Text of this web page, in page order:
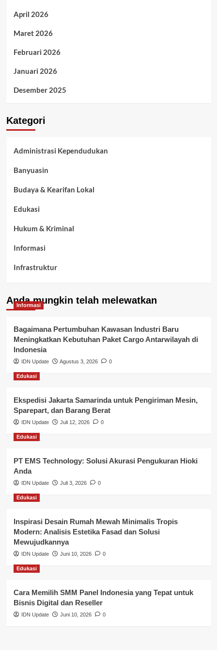
April 2026
Maret 2026
Februari 2026
Januari 2026
Desember 2025
Kategori
Administrasi Kependudukan
Banyuasin
Budaya & Kearifan Lokal
Edukasi
Hukum & Kriminal
Informasi
Infrastruktur
Kepegawaian & ASN Banyuasin
Kesehatan
Keuangan
Lalu Lintas
Layanan Publik Kabupaten Banyuasin
Nasional
Pemerintahan
Pendidikan
Perbankan & Keuangan
Perpajakan & Keuangan
Profil Wilayah Banyuasin
Sosial & Budaya
Sosial & Kesejahteraan
Anda mungkin telah melewatkan
Informasi
Bagaimana Pertumbuhan Kawasan Industri Baru
Meningkatkan Kebutuhan Paket Cargo Antarwilayah di
Indonesia
IDN Update Agustus 3, 2026 0
Edukasi
Ekspedisi Jakarta Samarinda untuk Pengiriman Mesin,
Sparepart, dan Barang Berat
IDN Update Juli 12, 2026 0
Edukasi
PT EMS Technology: Solusi Akurasi Pengukuran Hioki
Anda
IDN Update Juli 3, 2026 0
Edukasi
Inspirasi Desain Rumah Mewah Minimalis Tropis
Modern: Analisis Estetika Fasad dan Solusi
Mewujudkannya
IDN Update Juni 10, 2026 0
Edukasi
Cara Memilih SMM Panel Indonesia yang Tepat untuk
Bisnis Digital dan Reseller
IDN Update Juni 10, 2026 0